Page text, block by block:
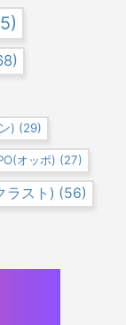
) (29)
オッポ) (27)
ラスト) (56)